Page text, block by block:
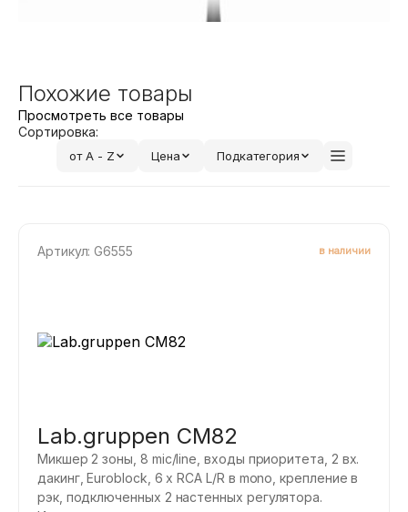
Похожие товары
Просмотреть все товары
Сортировка:
от A - Z Цена Подкатегория
Артикул: G6555 в наличии
Lab.gruppen CM82
Микшер 2 зоны, 8 mic/line, входы приоритета, 2 вх.
дакинг, Euroblock, 6 x RCA L/R в mono, крепление в
рэк, подключенных 2 настенных регулятора.